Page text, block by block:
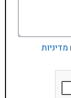
מדיניות